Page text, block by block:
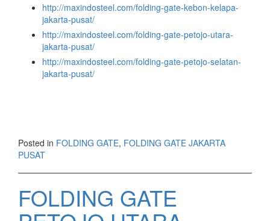
http://maxindosteel.com/folding-gate-kebon-kelapa-
jakarta-pusat/
http://maxindosteel.com/folding-gate-petojo-utara-
jakarta-pusat/
http://maxindosteel.com/folding-gate-petojo-selatan-
jakarta-pusat/
Posted in FOLDING GATE, FOLDING GATE JAKARTA
PUSAT
FOLDING GATE